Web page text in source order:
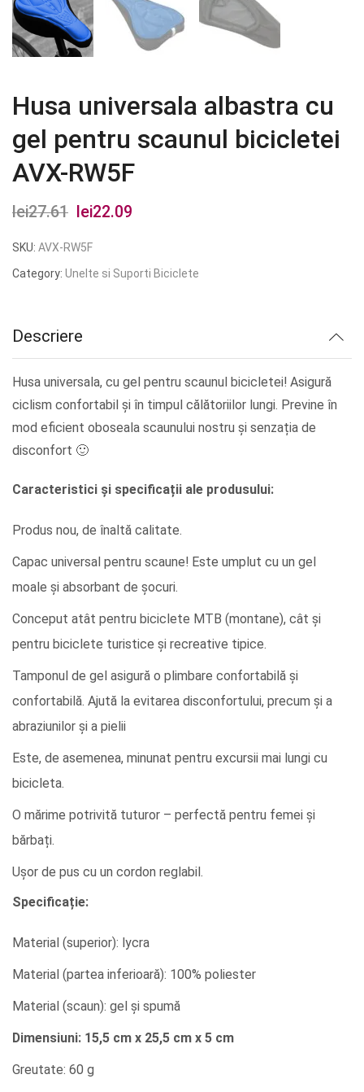
Husa universala albastra cu
gel pentru scaunul bicicletei
AVX-RW5F
lei27.61
Prețul
inițial
a
lei22.09
este:
SKU: AVX-RW5F
Category: Unelte si Suporti Biciclete
Descriere
Husa universala, cu gel pentru scaunul bicicletei! Asigură
ciclism confortabil și în timpul călătoriilor lungi. Previne în
mod eficient oboseala scaunului nostru și senzația de
disconfort 🙂
Caracteristici și specificații ale produsului:
Produs nou, de înaltă calitate.
Capac universal pentru scaune! Este umplut cu un gel
moale și absorbant de șocuri.
Conceput atât pentru biciclete MTB (montane), cât și
pentru biciclete turistice și recreative tipice.
Tamponul de gel asigură o plimbare confortabilă și
confortabilă. Ajută la evitarea disconfortului, precum și a
abraziunilor și a pielii
Este, de asemenea, minunat pentru excursii mai lungi cu
bicicleta.
O mărime potrivită tuturor – perfectă pentru femei și
bărbați.
Ușor de pus cu un cordon reglabil.
Specificație:
Material (superior): lycra
Material (partea inferioară): 100% poliester
Material (scaun): gel și spumă
Dimensiuni: 15,5 cm x 25,5 cm x 5 cm
Greutate: 60 g